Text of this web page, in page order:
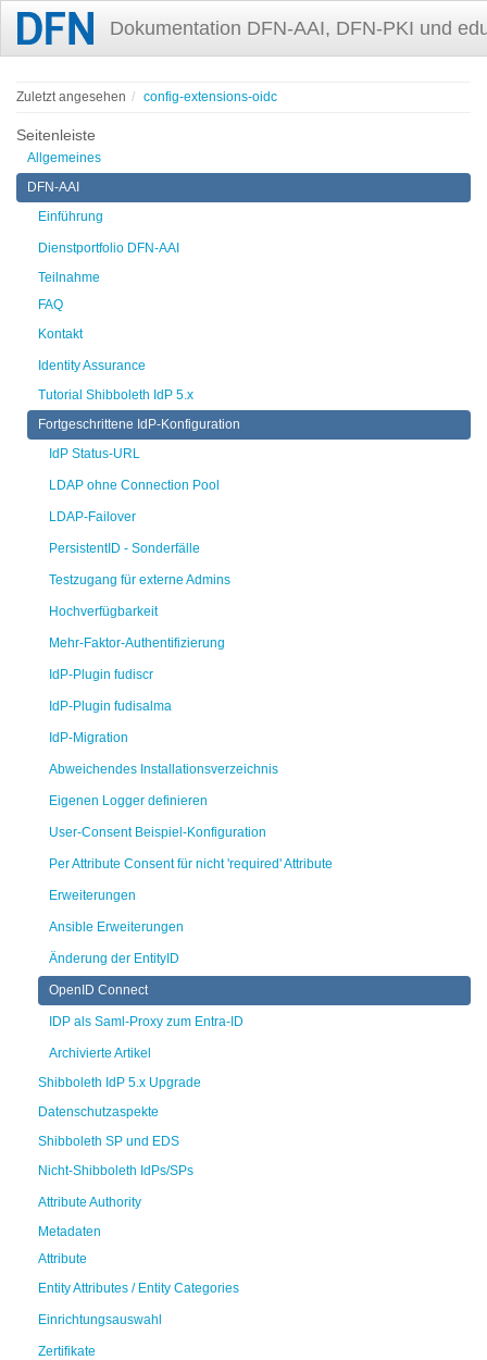
Dokumentation DFN-AAI, DFN-PKI und
Zuletzt angesehen config-extensions-oidc
Seitenleiste
Allgemeines
DFN-AAI
Einführung
Dienstportfolio DFN-AAI
Teilnahme
FAQ
Kontakt
Identity Assurance
Tutorial Shibboleth IdP 5.x
Fortgeschrittene IdP-Konfiguration
IdP Status-URL
LDAP ohne Connection Pool
LDAP-Failover
PersistentID - Sonderfälle
Testzugang für externe Admins
Hochverfügbarkeit
Mehr-Faktor-Authentifizierung
IdP-Plugin fudiscr
IdP-Plugin fudisalma
IdP-Migration
Abweichendes Installationsverzeichnis
Eigenen Logger definieren
User-Consent Beispiel-Konfiguration
Per Attribute Consent für nicht 'required' Attribute
Erweiterungen
Ansible Erweiterungen
Änderung der EntityID
OpenID Connect
IDP als Saml-Proxy zum Entra-ID
Archivierte Artikel
Shibboleth IdP 5.x Upgrade
Datenschutzaspekte
Shibboleth SP und EDS
Nicht-Shibboleth IdPs/SPs
Attribute Authority
Metadaten
Attribute
Entity Attributes / Entity Categories
Einrichtungsauswahl
Zertifikate